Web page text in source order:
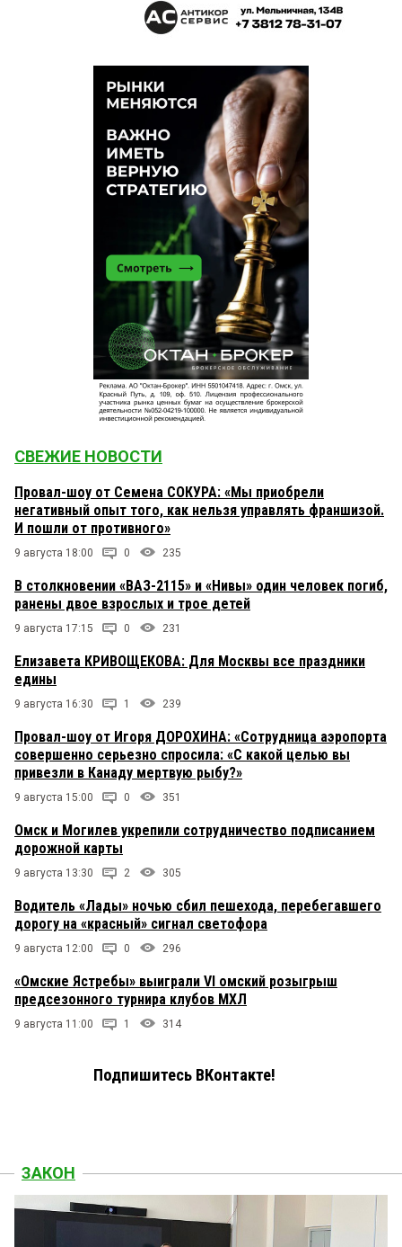
СВЕЖИЕ НОВОСТИ
Провал-шоу от Семена СОКУРА: «Мы приобрели
негативный опыт того, как нельзя управлять франшизой.
И пошли от противного»
9 августа 18:00 0 235
В столкновении «ВАЗ-2115» и «Нивы» один человек погиб,
ранены двое взрослых и трое детей
9 августа 17:15 0 231
Елизавета КРИВОЩЕКОВА: Для Москвы все праздники
едины
9 августа 16:30 1 239
Провал-шоу от Игоря ДОРОХИНА: «Сотрудница аэропорта
совершенно серьезно спросила: «С какой целью вы
привезли в Канаду мертвую рыбу?»
9 августа 15:00 0 351
Омск и Могилев укрепили сотрудничество подписанием
дорожной карты
9 августа 13:30 2 305
Водитель «Лады» ночью сбил пешехода, перебегавшего
дорогу на «красный» сигнал светофора
9 августа 12:00 0 296
«Омские Ястребы» выиграли VI омский розыгрыш
предсезонного турнира клубов МХЛ
9 августа 11:00 1 314
Подпишитесь ВКонтакте!
ЗАКОН